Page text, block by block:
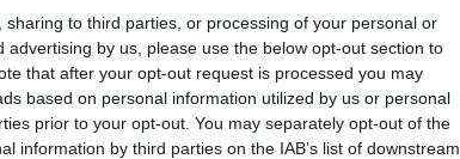
to third parties, or processing of your personal or
advertising by us, please use the below opt-out section to
that after your opt-out request is processed you may
based on personal information utilized by us or personal
prior to your opt-out. You may separately opt-out of the
information by third parties on the IAB’s list of downstream